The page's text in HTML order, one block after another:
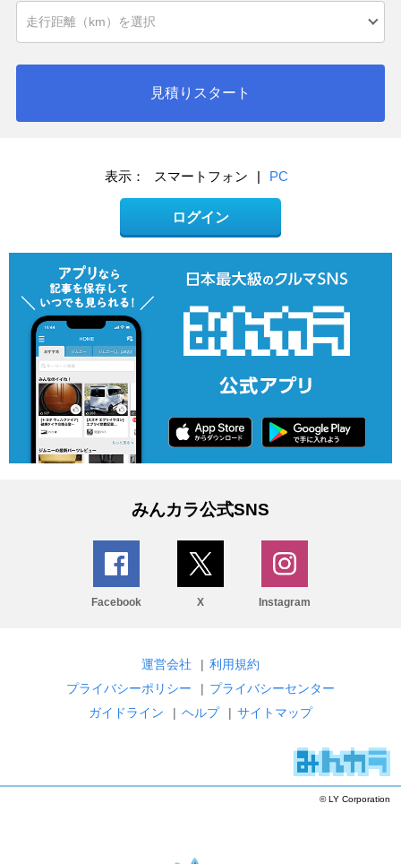
見積りスタート
表示： スマートフォン | PC
ログイン
みんカラ公式SNS
Facebook X Instagram
運営会社 | 利用規約
プライバシーポリシー
| プライバシーセンター
ガイドライン
| ヘルプ | サイトマップ
© LY Corporation